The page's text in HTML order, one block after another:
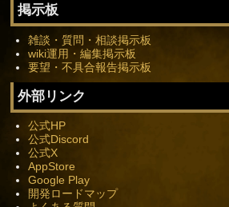
掲示板
雑談・質問・相談掲示板
wiki運用・編集掲示板
要望・不具合報告掲示板
外部リンク
公式HP
公式Discord
公式X
AppStore
Google Play
開発ロードマップ